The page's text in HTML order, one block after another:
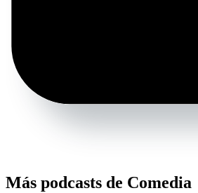
Más podcasts de Comedia